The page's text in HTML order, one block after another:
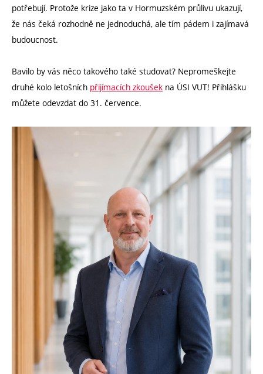
potřebují. Protože krize jako ta v Hormuzském průlivu ukazují,
že nás čeká rozhodně ne jednoduchá, ale tím pádem i zajímavá
budoucnost.
Bavilo by vás něco takového také studovat? Nepromeškejte
druhé kolo letošních přijímacích zkoušek na ÚSI VUT! Přihlášku
můžete odevzdat do 31. července.